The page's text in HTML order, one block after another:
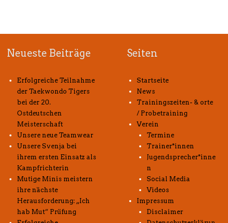
Neueste Beiträge
Erfolgreiche Teilnahme
der Taekwondo Tigers
bei der 20.
Ostdeutschen
Meisterschaft
Unsere neue Teamwear
Unsere Svenja bei
ihrem ersten Einsatz als
Kampfrichterin
Mutige Minis meistern
ihre nächste
Herausforderung: „Ich
hab Mut“ Prüfung
Seiten
Startseite
News
Trainingszeiten- & orte
/ Probetraining
Verein
Termine
Trainer*innen
Jugendsprecher*inne
n
Social Media
Videos
Impressum
Disclaimer